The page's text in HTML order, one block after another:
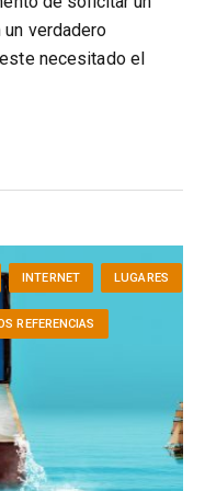
verdadero
necesitado el
INTERNET LUGARES
REFERENCIAS